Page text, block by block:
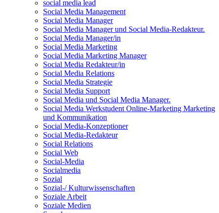
social media lead
Social Media Management
Social Media Manager
Social Media Manager und Social Media-Redakteur.
Social Media Manager/in
Social Media Marketing
Social Media Marketing Manager
Social Media Redakteur/in
Social Media Relations
Social Media Strategie
Social Media Support
Social Media und Social Media Manager.
Social Media Werkstudent Online-Marketing Marketing
und Kommunikation
Social Media-Konzeptioner
Social Media-Redakteur
Social Relations
Social Web
Social-Media
Socialmedia
Sozial
Sozial-/ Kulturwissenschaften
Soziale Arbeit
Soziale Medien